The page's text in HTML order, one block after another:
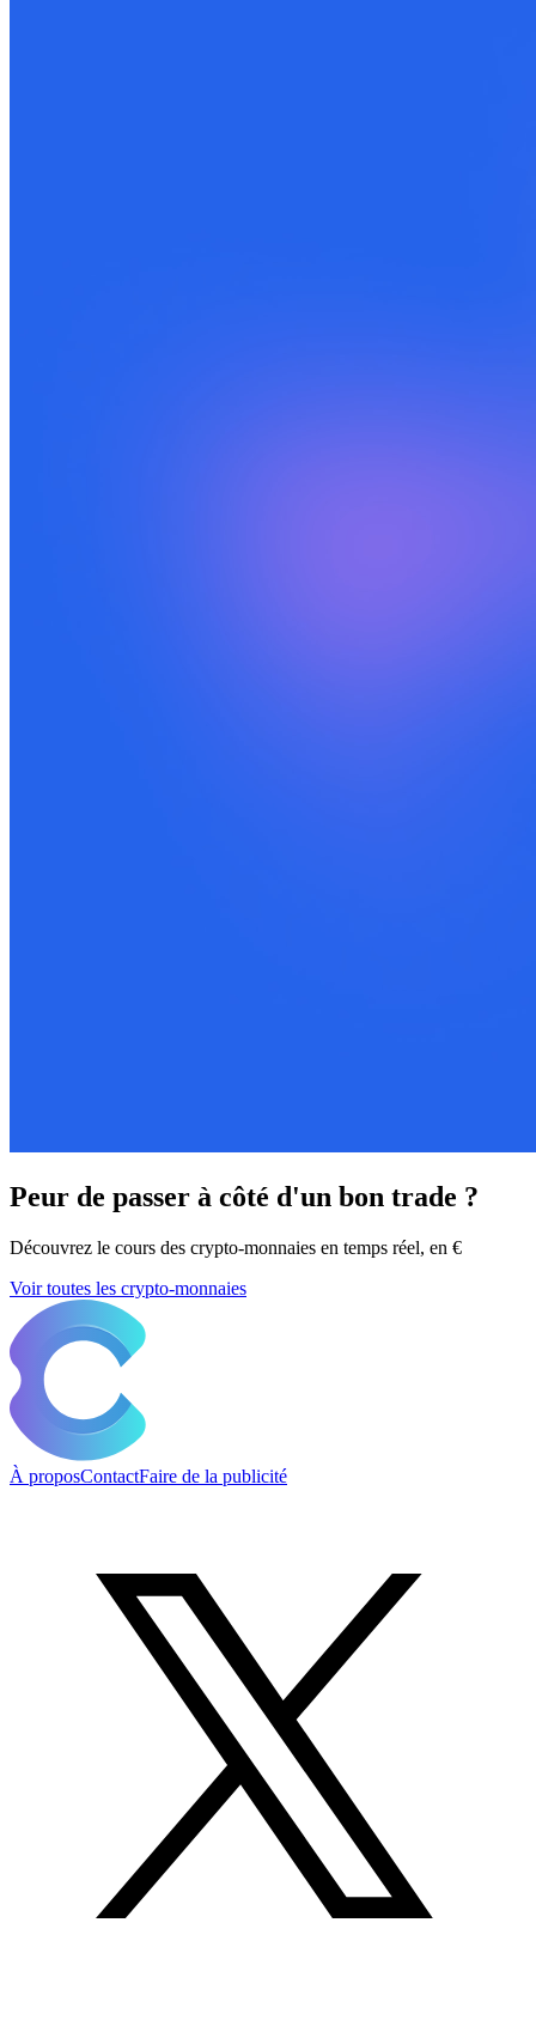
Peur de passer à côté d'un bon trade ?
Découvrez le cours des crypto-monnaies en temps réel, en €
Voir toutes les crypto-monnaies
À proposContactFaire de la publicité